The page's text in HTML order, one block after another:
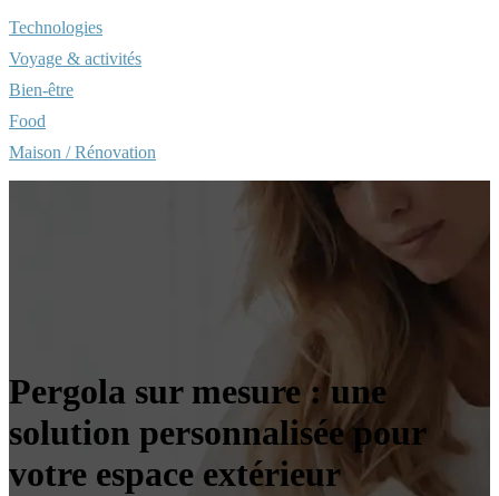
Technologies
Voyage & activités
Bien-être
Food
Maison / Rénovation
Pergola sur mesure : une
solution personnalisée pour
votre espace extérieur